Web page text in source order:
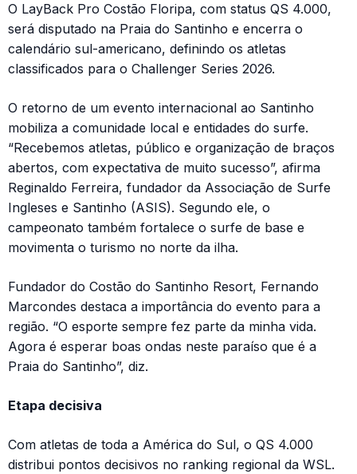
O LayBack Pro Costão Floripa, com status QS 4.000,
será disputado na Praia do Santinho e encerra o
calendário sul-americano, definindo os atletas
classificados para o Challenger Series 2026.
O retorno de um evento internacional ao Santinho
mobiliza a comunidade local e entidades do surfe.
“Recebemos atletas, público e organização de braços
abertos, com expectativa de muito sucesso”, afirma
Reginaldo Ferreira, fundador da Associação de Surfe
Ingleses e Santinho (ASIS). Segundo ele, o
campeonato também fortalece o surfe de base e
movimenta o turismo no norte da ilha.
Fundador do Costão do Santinho Resort, Fernando
Marcondes destaca a importância do evento para a
região. “O esporte sempre fez parte da minha vida.
Agora é esperar boas ondas neste paraíso que é a
Praia do Santinho”, diz.
Etapa decisiva
Com atletas de toda a América do Sul, o QS 4.000
distribui pontos decisivos no ranking regional da WSL.